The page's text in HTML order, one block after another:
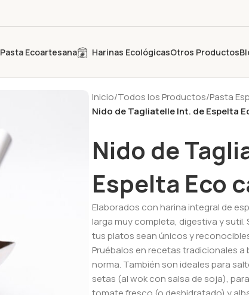
Pasta Ecoartesana Harinas EcológicasOtros Productos
Inicio/Todos los Productos/Pasta
Nido de Tagliatelle Int. de Espelta
Nido de
Espelta Eco
Elaborados con harina integral de
larga muy completa, digestiva y
tus platos sean únicos y
Pruébalos en recetas tradicionales
norma. También son ideales para
setas (al wok con salsa de soja),